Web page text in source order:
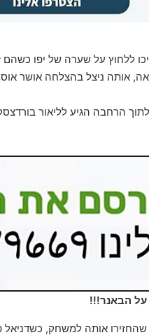
ללחוץ על שערה של יפו כשהם
אותה ניצל בהצלחה אושר
על הבאנר!!!
שהחזירו אותה למשחק,